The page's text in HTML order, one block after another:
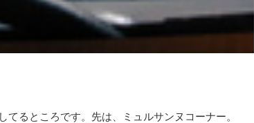
てるところです。先は、ミュルサンヌコーナー。